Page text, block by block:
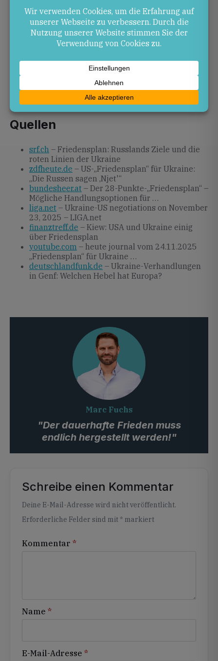
Ausblick
russischen Bereitschaft zum Dialog und der
internationalen Unterstützung ab. Beobachtet wird
zudem die Position von US-Präsidentschaftskandidat
Donald Trump. Präsident Selenskyj bleibt vorsichtig
Quellen
srf.ch – Friedensplan: Russlands Ziele und die
roten Linien der Ukraine
zdfheute.de – US-„Friedensplan“ für Ukraine:
„Die Russen sagen ‚Njet'“
bundesheer.at – Der 28-Punkte-„Friedensplan“ –
Mögliche Handlungsoptionen für …
liga.net – Ukraine-US negotiations on November
23, 2025 – LIGA.net
finanztreff.de – Kiew: USA und Ukraine einig
über Friedensplan
youtube.com – heute journal vom 24.11.2025
„Friedensplan“ für Ukraine …
deutschlandfunk.de – Ukraine-Verhandlungen
in Genf: Welchen Hebel hat Europa?
Marc Fuchs
"Der dauerhafte Frieden muss
endlich hergestellt werden!"
Schreibe einen Kommentar
Deine E-Mail-Adresse wird nicht veröffentlicht.
Erforderliche Felder sind mit * markiert
Kommentar *
Name *
E-Mail-Adresse *
Alternative: